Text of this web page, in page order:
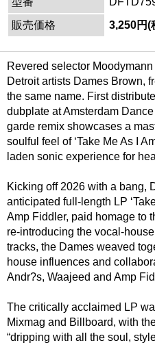
販売価格
3,250円(
Revered selector Moodymann
Detroit artists Dames Brown,
the same name. First
dubplate at Amsterdam
garde remix showcases a
soulful feel of ‘Take Me As I
laden sonic experience for
Kicking off 2026 with a bang,
anticipated full-length LP
Amp Fiddler, paid homage to
re-introducing the vocal-
tracks, the Dames weaved
house influences and
Andr?s, Waajeed and Amp
The critically acclaimed LP
Mixmag and Billboard, with
“dripping with all the soul,